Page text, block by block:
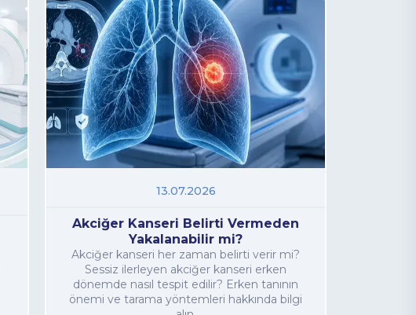
13.07.2026
Akciğer Kanseri Belirti Vermeden
Yakalanabilir mi?
Akciğer kanseri her zaman belirti verir mi?
Sessiz ilerleyen akciğer kanseri erken
dönemde nasıl tespit edilir? Erken tanının
önemi ve tarama yöntemleri hakkında bilgi